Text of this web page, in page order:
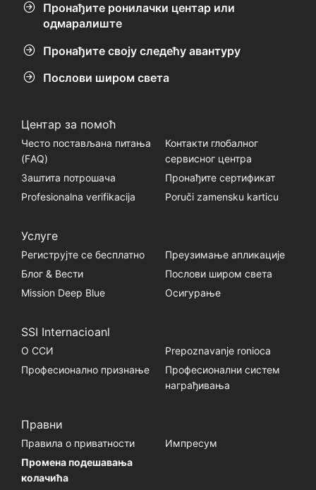
Пронађите ронилачки центар или
одмаралиште
Пронађите своју следећу авантуру
Послови широм света
Центар за помоћ
Често постављана питања
(FАQ)
Контакти глобалног
сервисног центра
Заштита потрошача
Пронађите сертификат
Profesionalna verifikacija
Poruči zamensku karticu
Услуге
Региструјте се бесплатно
Преузимање апликације
Блог & Вести
Послови широм света
Mission Deep Blue
Осигурање
SSI Internacioanl
О ССИ
Prepoznavanje ronioca
Професионално признање
Професионални систем
награђивања
Правни
Правила о приватности
Импресум
Промена подешавања
колачића